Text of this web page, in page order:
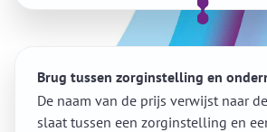
Brug tussen zorginstelling en
De naam van de prijs verwijst naar
slaat tussen een zorginstelling en